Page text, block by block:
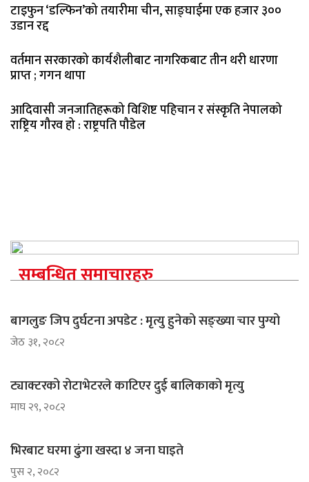
टाइफुन ‘डल्फिन’को तयारीमा चीन, साङ्घाईमा एक हजार ३००
उडान रद्द
वर्तमान सरकारको कार्यशैलीबाट नागरिकबाट तीन थरी धारणा
प्राप्त ; गगन थापा
आदिवासी जनजातिहरूको विशिष्ट पहिचान र संस्कृति नेपालको
राष्ट्रिय गौरव हो : राष्ट्रपति पौडेल
सम्बन्धित समाचारहरु
बागलुङ जिप दुर्घटना अपडेट : मृत्यु हुनेको सङ्ख्या चार पुग्यो
जेठ ३१, २०८२
ट्याक्टरको रोटाभेटरले काटिएर दुई बालिकाको मृत्यु
माघ २९, २०८२
भिरबाट घरमा ढुंगा खस्दा ४ जना घाइते
पुस २, २०८२